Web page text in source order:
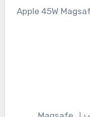
Apple 45W Magsafe Power Adapter For MacBook